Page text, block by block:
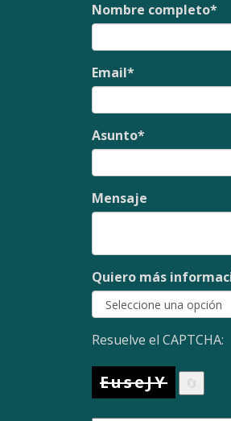
Nombre completo*
Email*
Asunto*
Mensaje
Quiero más
Resuelve el CAPTCHA:
EuseJY